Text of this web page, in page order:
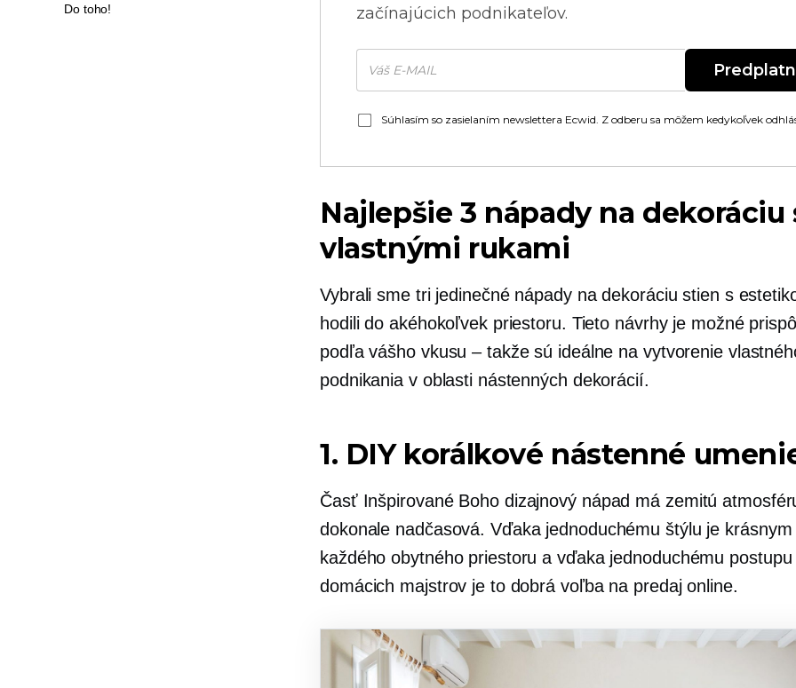
začínajúcich podnikateľov.
Súhlasím so zasielaním newslettera Ecwid. Z odberu sa môžem kedykoľvek
Najlepšie 3 nápady na dekoráciu
vlastnými rukami
Vybrali sme tri jedinečné nápady na dekoráciu stien s
hodili do akéhokoľvek priestoru. Tieto návrhy je možné
podľa vášho vkusu – takže sú ideálne na vytvorenie
podnikania v oblasti nástenných dekorácií.
1. DIY korálkové nástenné
Časť Inšpirované Bohodizajnový nápad má zemitú
dokonale nadčasová. Vďaka jednoduchému štýlu je
každého obytného priestoru a vďaka jednoduchému
domácich majstrov je to dobrá voľba na predaj online.
Do toho!